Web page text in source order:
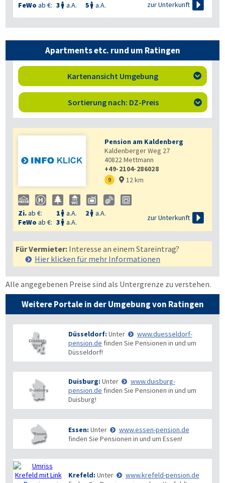
FeWo ab €: 3  a.A. 5  a.A. zur Unterkunft 
Apartments etc. rund um Ratingen
Kartenansicht Umgebung 
Sortierung nach: DZ-Preis 
Pension am Kaldenberg
Kaldenberger Weg 27
40822Mettmann
+49-2104-286028
9  12 km
Zi.ab €: 1  a.A. 2  a.A.
FeWo ab €: 3  a.A.
zur Unterkunft 
Für Vermieter: Interesse an einem Stareintrag?
Hier klicken für mehr Informationen
Alle angegebenen Preise sind als Untergrenze zu verstehen.
Weitere Portale in der Umgebung von Ratingen
Düsseldorf: Unter
www.duesseldorf-
pension.de finden Sie Pensionen in und um
Düsseldorf!
Duisburg: Unter
www.duisburg-
pension.de finden Sie Pensionen in und um
Duisburg!
Essen: Unter
www.essen-pension.de
finden Sie Pensionen in und um Essen!
Krefeld: Unter
www.krefeld-pension.de